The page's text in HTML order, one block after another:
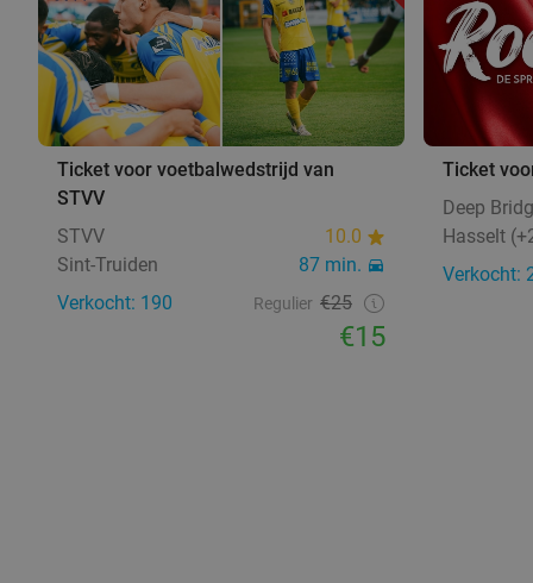
Ticket voor voetbalwedstrijd van
STVV
STVV
10.0
Sint-Truiden
87 min.
Verkocht: 190
Regulier €25
€15
Ticket
Deep
Hasselt
Verkocht: